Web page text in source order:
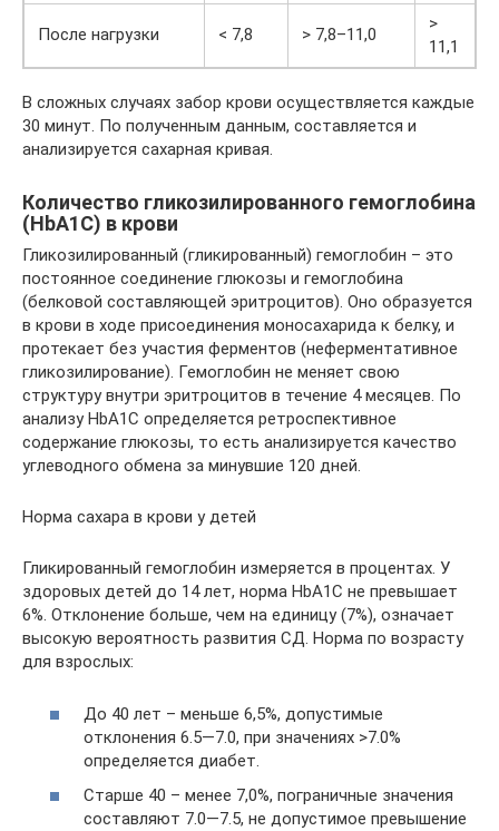
После нагрузки < 7,8 > 7,8–11,0
>
11,1
В сложных случаях забор крови осуществляется каждые
30 минут. По полученным данным, составляется и
анализируется сахарная кривая.
Количество гликозилированного гемоглобина
(HbA1C) в крови
Гликозилированный (гликированный) гемоглобин – это
постоянное соединение глюкозы и гемоглобина
(белковой составляющей эритроцитов). Оно образуется
в крови в ходе присоединения моносахарида к белку, и
протекает без участия ферментов (неферментативное
гликозилирование). Гемоглобин не меняет свою
структуру внутри эритроцитов в течение 4 месяцев. По
анализу HbA1C определяется ретроспективное
содержание глюкозы, то есть анализируется качество
углеводного обмена за минувшие 120 дней.
Норма сахара в крови у детей
Гликированный гемоглобин измеряется в процентах. У
здоровых детей до 14 лет, норма HbA1C не превышает
6%. Отклонение больше, чем на единицу (7%), означает
высокую вероятность развития СД. Норма по возрасту
для взрослых:
До 40 лет – меньше 6,5%, допустимые
отклонения 6.5—7.0, при значениях >7.0%
определяется диабет.
Старше 40 – менее 7,0%, пограничные значения
составляют 7.0—7.5, не допустимое превышение